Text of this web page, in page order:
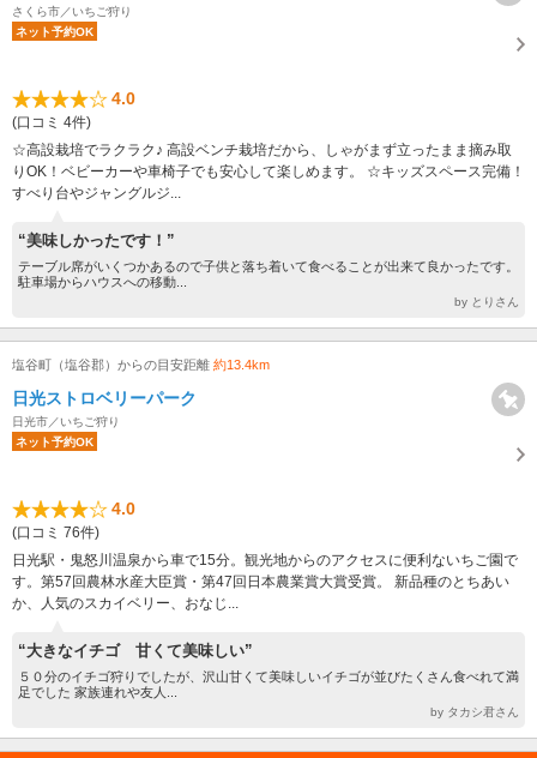
さくら市／いちご狩り
ネット予約OK
4.0
(口コミ 4件)
☆高設栽培でラクラク♪ 高設ベンチ栽培だから、しゃがまず立ったまま摘み取
りOK！ベビーカーや車椅子でも安心して楽しめます。 ☆キッズスペース完備！
すべり台やジャングルジ...
“美味しかったです！”
テーブル席がいくつかあるので子供と落ち着いて食べることが出来て良かったです。
駐車場からハウスへの移動...
by とりさん
塩谷町（塩谷郡）からの目安距離 約13.4km
日光ストロベリーパーク
日光市／いちご狩り
ネット予約OK
4.0
(口コミ 76件)
日光駅・鬼怒川温泉から車で15分。観光地からのアクセスに便利ないちご園で
す。第57回農林水産大臣賞・第47回日本農業賞大賞受賞。 新品種のとちあい
か、人気のスカイベリー、おなじ...
“大きなイチゴ 甘くて美味しい”
５０分のイチゴ狩りでしたが、沢山甘くて美味しいイチゴが並びたくさん食べれて満
足でした 家族連れや友人...
by タカシ君さん